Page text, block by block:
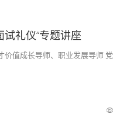
礼仪“专题讲座
值成长导师、职业发展导师 党